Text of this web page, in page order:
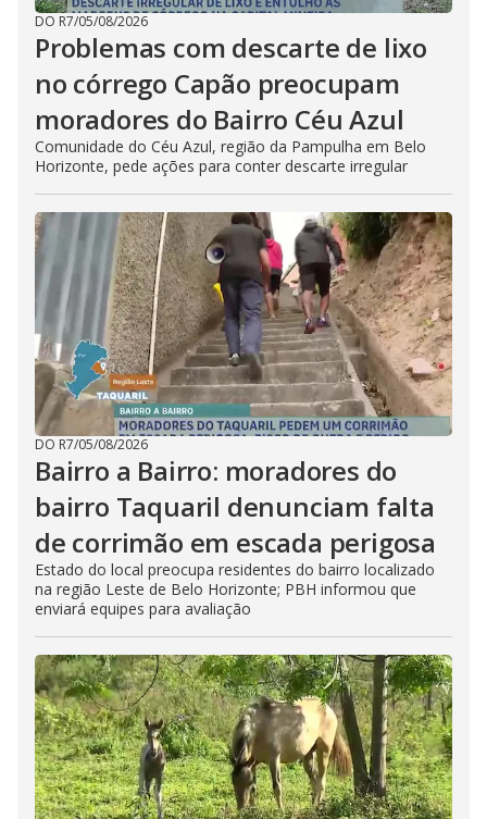
DO R7/05/08/2026
Problemas com descarte de lixo
no córrego Capão preocupam
moradores do Bairro Céu Azul
Comunidade do Céu Azul, região da Pampulha em Belo
Horizonte, pede ações para conter descarte irregular
DO R7/05/08/2026
Bairro a Bairro: moradores do
bairro Taquaril denunciam falta
de corrimão em escada perigosa
Estado do local preocupa residentes do bairro localizado
na região Leste de Belo Horizonte; PBH informou que
enviará equipes para avaliação